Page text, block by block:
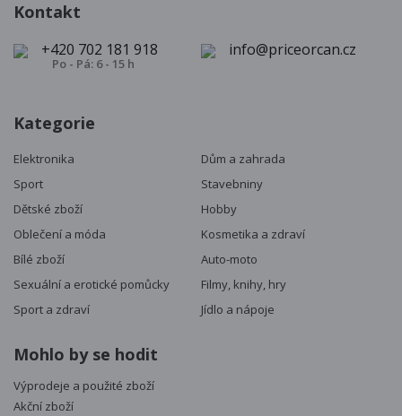
Kontakt
+420 702 181 918
Po - Pá: 6 - 15 h
info@priceorcan.cz
Kategorie
Elektronika
Dům a zahrada
Sport
Stavebniny
Dětské zboží
Hobby
Oblečení a móda
Kosmetika a zdraví
Bílé zboží
Auto-moto
Sexuální a erotické pomůcky
Filmy, knihy, hry
Sport a zdraví
Jídlo a nápoje
Mohlo by se hodit
Výprodeje a použité zboží
Akční zboží